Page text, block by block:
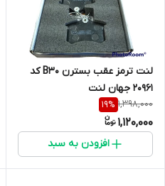
لنت ترمز عقب بسترن B30 کد
20961 جهان لنت
1,398,000
19%
1,120,000
افزودن به سبد